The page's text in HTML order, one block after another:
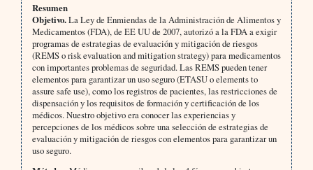
Resumen
Objetivo.La Ley de Enmiendas de la Administración de Alimentos y
Medicamentos (FDA), de EE UU de 2007, autorizó a la FDA a exigir
programas de estrategias de evaluación y mitigación de riesgos
(REMS o risk evaluation and mitigation strategy) para medicamentos
con importantes problemas de seguridad. Las REMS pueden tener
elementos para garantizar un uso seguro (ETASU o elements to
assure safe use), como los registros de pacientes, las restricciones de
dispensación y los requisitos de formación y certificación de los
médicos. Nuestro objetivo era conocer las experiencias y
percepciones de los médicos sobre una selección de estrategias de
evaluación y mitigación de riesgos con elementos para garantizar un
uso seguro.